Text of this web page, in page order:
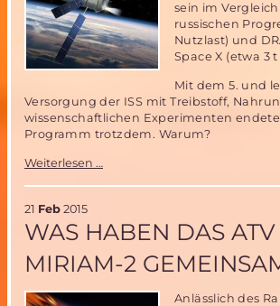
sein im
russischen
Nutzlast) und
Space X (etwa 3
Mit dem 5. und
Versorgung der ISS mit Treibstoff,
wissenschaftlichen Experimenten endete
Programm trotzdem. Warum?
Weiterlesen …
weiterhin
zur
Versorgung
der
21 Feb 2015
WAS HABEN DAS
MIRIAM-2
Anlässlich des